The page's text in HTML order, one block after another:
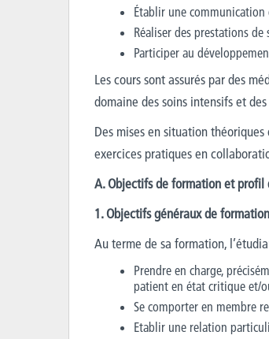
Établir une
Réaliser des prestations
Participer au
Les cours sont assurés par des
domaine des soins intensifs et des
Des mises en situation
exercices pratiques en
A. Objectifs de formation et
1. Objectifs généraux de formation
Au terme de sa formation,
Prendre en charge,
patient en état critique et/
Se comporter en membre
Etablir une relation